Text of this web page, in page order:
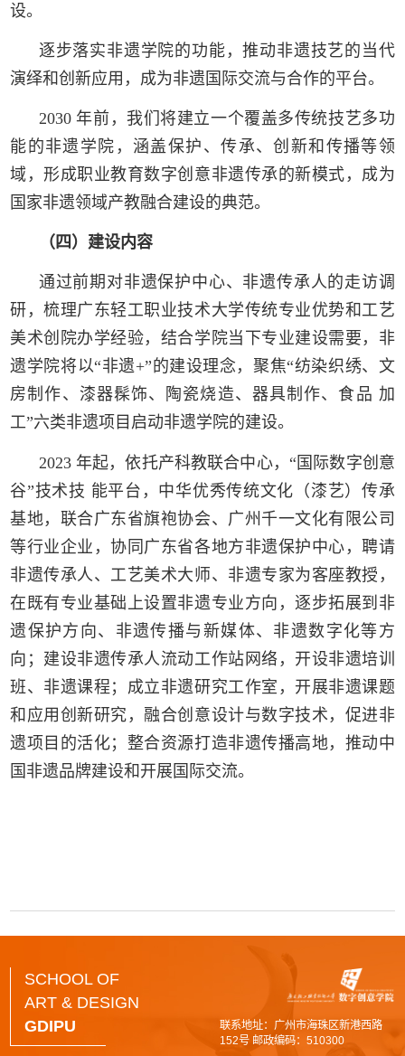
设。
逐步落实非遗学院的功能，推动非遗技艺的当代
演绎和创新应用，成为非遗国际交流与合作的平台。
2030 年前，我们将建立一个覆盖多传统技艺多功
能的非遗学院，涵盖保护、传承、创新和传播等领
域，形成职业教育数字创意非遗传承的新模式，成为
国家非遗领域产教融合建设的典范。
（四）建设内容
通过前期对非遗保护中心、非遗传承人的走访调
研，梳理广东轻工职业技术大学传统专业优势和工艺
美术创院办学经验，结合学院当下专业建设需要，非
遗学院将以“非遗+”的建设理念，聚焦“纺染织绣、文
房制作、漆器髹饰、陶瓷烧造、器具制作、食品 加
工”六类非遗项目启动非遗学院的建设。
2023 年起，依托产科教联合中心，“国际数字创意
谷”技术技 能平台，中华优秀传统文化（漆艺）传承
基地，联合广东省旗袍协会、广州千一文化有限公司
等行业企业，协同广东省各地方非遗保护中心，聘请
非遗传承人、工艺美术大师、非遗专家为客座教授，
在既有专业基础上设置非遗专业方向，逐步拓展到非
遗保护方向、非遗传播与新媒体、非遗数字化等方
向；建设非遗传承人流动工作站网络，开设非遗培训
班、非遗课程；成立非遗研究工作室，开展非遗课题
和应用创新研究，融合创意设计与数字技术，促进非
遗项目的活化；整合资源打造非遗传播高地，推动中
国非遗品牌建设和开展国际交流。
SCHOOL OF
ART & DESIGN
GDIPU
联系地址：广州市海珠区新港西路
152号 邮政编码：510300